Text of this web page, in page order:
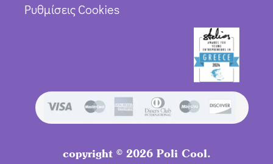
Ρυθμίσεις Cookies
copyright © 2026 Poli Cool.
€ Προσθήκη στο καλάθι